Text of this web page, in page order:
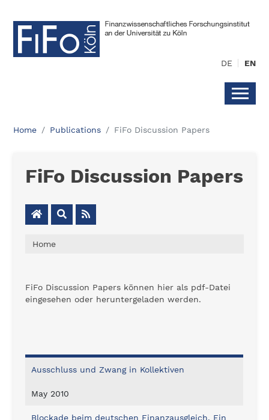
DE EN
Home Publications FiFo Discussion Papers
FiFo Discussion Papers
Home
FiFo Discussion Papers können hier als pdf-Datei
eingesehen oder heruntergeladen werden.
Ausschluss und Zwang in Kollektiven
May 2010
Blockade beim deutschen Finanzausgleich. Ein